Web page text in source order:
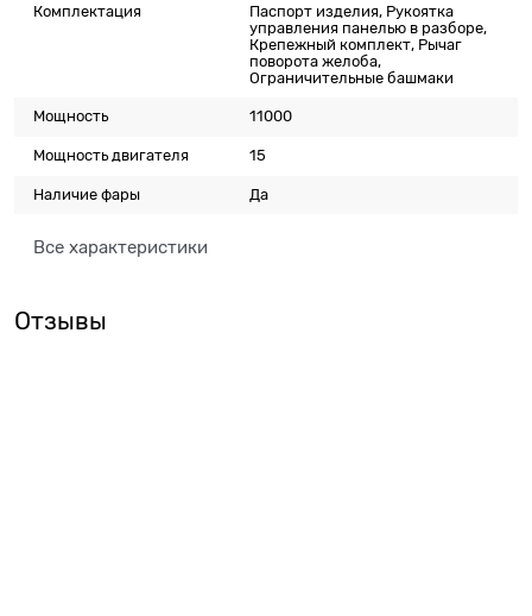
Комплектация
Паспорт изделия, Рукоятка
управления панелью в разборе,
Крепежный комплект, Рычаг
поворота желоба,
Ограничительные башмаки
Мощность 11000
Мощность двигателя 15
Наличие фары Да
Все характеристики
Отзывы